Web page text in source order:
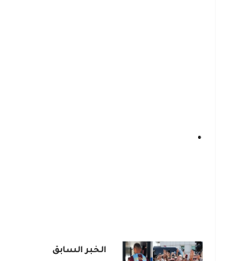
.
الخبر السابق